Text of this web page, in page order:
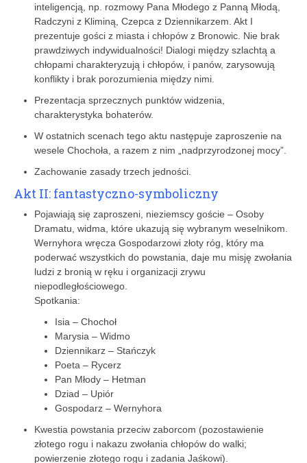
inteligencją, np. rozmowy Pana Młodego z Panną Młodą,
Radczyni z Kliminą, Czepca z Dziennikarzem. Akt I
prezentuje gości z miasta i chłopów z Bronowic. Nie brak
prawdziwych indywidualności! Dialogi między szlachtą a
chłopami charakteryzują i chłopów, i panów, zarysowują
konflikty i brak porozumienia między nimi.
Prezentacja sprzecznych punktów widzenia,
charakterystyka bohaterów.
W ostatnich scenach tego aktu następuje zaproszenie na
wesele Chochoła, a razem z nim „nadprzyrodzonej mocy”.
Zachowanie zasady trzech jedności.
Akt II: fantastyczno-symboliczny
Pojawiają się zaproszeni, nieziemscy goście – Osoby
Dramatu, widma, które ukazują się wybranym weselnikom.
Wernyhora wręcza Gospodarzowi złoty róg, który ma
poderwać wszystkich do powstania, daje mu misję zwołania
ludzi z bronią w ręku i organizacji zrywu
niepodległościowego.
Spotkania:
Isia – Chochoł
Marysia – Widmo
Dziennikarz – Stańczyk
Poeta – Rycerz
Pan Młody – Hetman
Dziad – Upiór
Gospodarz – Wernyhora
Kwestia powstania przeciw zaborcom (pozostawienie
złotego rogu i nakazu zwołania chłopów do walki;
powierzenie złotego rogu i zadania Jaśkowi).